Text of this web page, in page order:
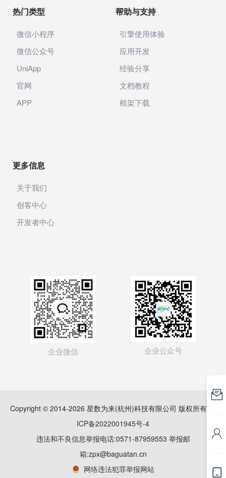
热门类型
微信小程序
微信公众号
UniApp
官网
APP
帮助与支持
引擎使用体验
应用开发
经验分享
文档教程
框架下载
更多信息
关于我们
创客中心
开发者中心
企业微信 企业公众号
Copyright © 2014-2026 星数为来(杭州)科技有限公司 版权所有
ICP备2022001945号-4
违法和不良信息举报电话:0571-87959553 举报邮
箱:zpx@baguatan.cn
网络违法犯罪举报网站


